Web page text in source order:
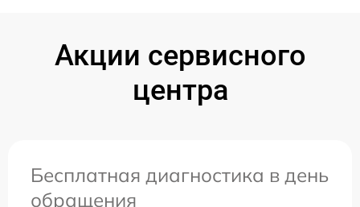
Акции сервисного
центра
Бесплатная диагностика в день
обращения